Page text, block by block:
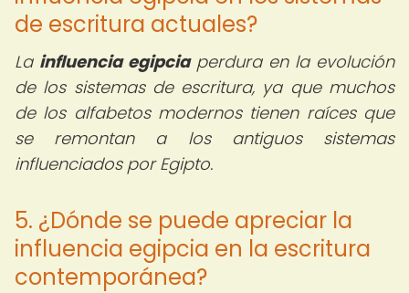
de escritura actuales?
La influencia egipciaperdura en la evolución
de los sistemas de escritura, ya que muchos
de los alfabetos modernos tienen raíces que
se remontan a los antiguos sistemas
influenciados por Egipto.
5. ¿Dónde se puede apreciar la
influencia egipcia en la escritura
contemporánea?